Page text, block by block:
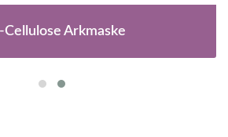
Cellulose Arkmaske